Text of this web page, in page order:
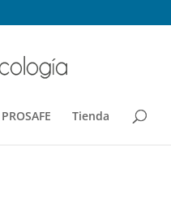
Tienda